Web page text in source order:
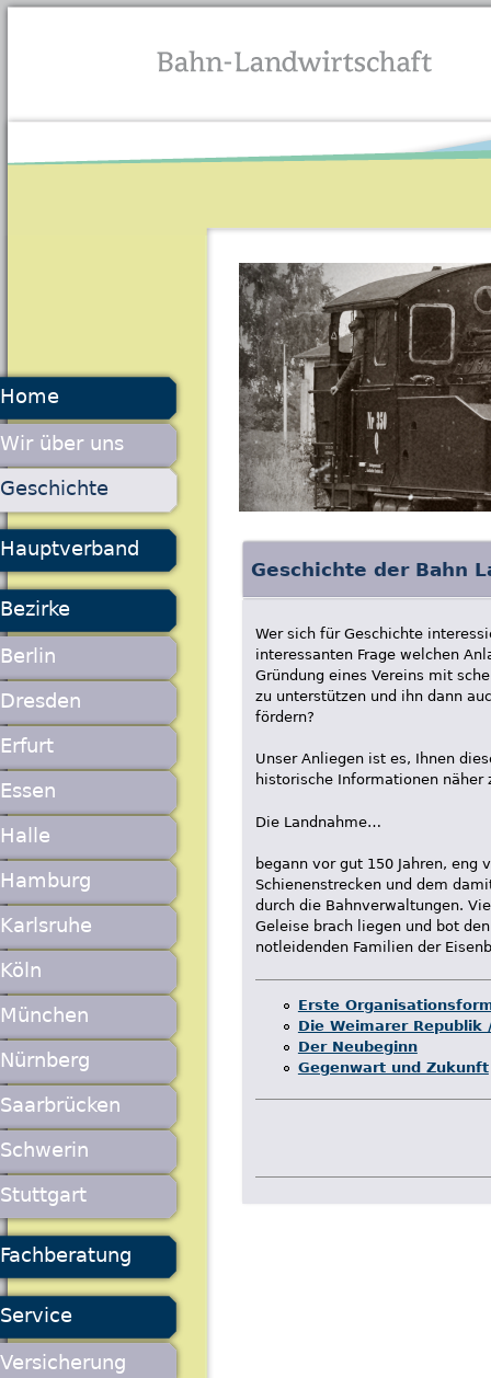
Jump to navigation
Geschichte der Bahn
Wer sich für Geschichte
interessanten Frage welchen
Gründung eines Vereins mit
zu unterstützen und ihn dann
fördern?
Unser Anliegen ist es, Ihnen
historische Informationen näher
Die Landnahme…
begann vor gut 150 Jahren, eng
Schienenstrecken und dem
durch die Bahnverwaltungen.
Geleise brach liegen und bot
notleidenden Familien der
Erste
Die Weimarer
Der Neubeginn
Gegenwart und Zukunft
Home
Wir über uns
Geschichte
Hauptverband
Bezirke
Berlin
Dresden
Erfurt
Essen
Halle
Hamburg
Karlsruhe
Köln
München
Nürnberg
Saarbrücken
Schwerin
Stuttgart
Fachberatung
Service
Versicherung